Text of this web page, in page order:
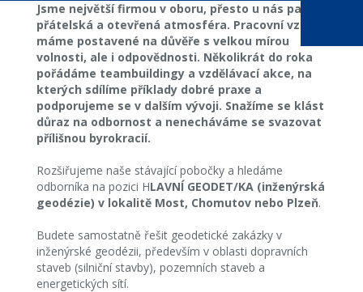
Jsme největší firmou v oboru, přesto u nás panuje
přátelská a otevřená atmosféra. Pracovní vztahy
máme postavené na důvěře s velkou mírou
volnosti, ale i odpovědnosti. Několikrát do roka
pořádáme teambuildingy a vzdělávací akce, na
kterých sdílíme příklady dobré praxe a
podporujeme se v dalším vývoji. Snažíme se klást
důraz na odbornost a nenecháváme se svazovat
přílišnou byrokracií.
Rozšiřujeme naše stávající pobočky a hledáme
odborníka na pozici HLAVNÍ GEODET/KA (inženýrská
geodézie) v lokalitě Most, Chomutov nebo Plzeň.
Budete samostatně řešit geodetické zakázky v
inženýrské geodézii, především v oblasti dopravních
staveb (silniční stavby), pozemních staveb a
energetických sítí.